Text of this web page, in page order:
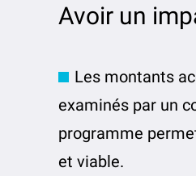
Avoir un
Les montants
examinés par un
programme
et viable.